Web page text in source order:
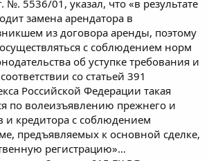
№. 5536/01, указал, что «в результате
замена арендатора в
из договора аренды, поэтому
с соблюдением норм
об уступке требования и
со статьей 391
Российской Федерации такая
по волеизъявлению прежнего и
и кредитора с соблюдением
предъявляемых к основной сделке,
регистрацию»…